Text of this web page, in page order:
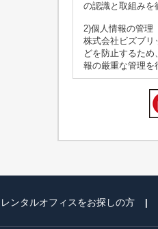
の認識と取組みを
2)個人情報の管理
株式会社ビズブリ
どを防止するた
報の厳重な管理を
3)個人情報の利用
本ウェブサイト
いますが、これ
・お客様が希望
・法令に基づき
レンタルオフィスをお探しの方